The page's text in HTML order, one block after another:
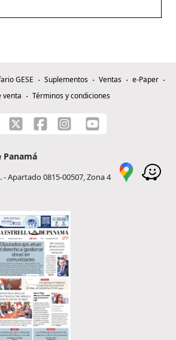
GESE Suplementos Ventas
e-Paper
venta
Términos y condiciones
Panamá
Apartado 0815-00507, Zona 4